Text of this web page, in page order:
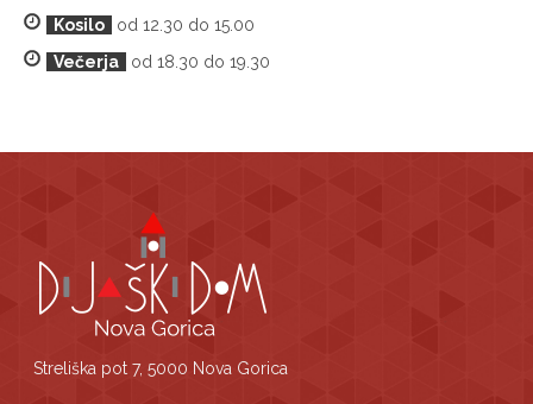
Kosilo
od 12.30 do 15.00
Večerja
od 18.30 do 19.30
Streliška pot 7, 5000 Nova Gorica